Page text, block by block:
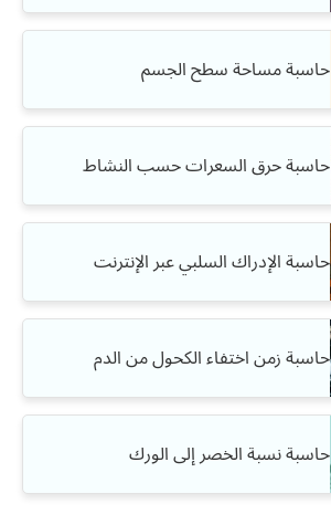
حاسبة مساحة سطح الجسم
حاسبة حرق السعرات حسب النشاط
حاسبة الإدراك السلبي عبر الإنترنت
حاسبة زمن اختفاء الكحول من الدم
حاسبة نسبة الخصر إلى الورك